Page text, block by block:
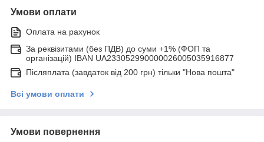
Умови оплати
Оплата на рахунок
За реквізитами (без ПДВ) до суми +1% (ФОП та
організацій) IBAN UA233052990000026005035916877
Післяплата (завдаток від 200 грн) тільки "Нова пошта"
Всі умови оплати
Умови повернення